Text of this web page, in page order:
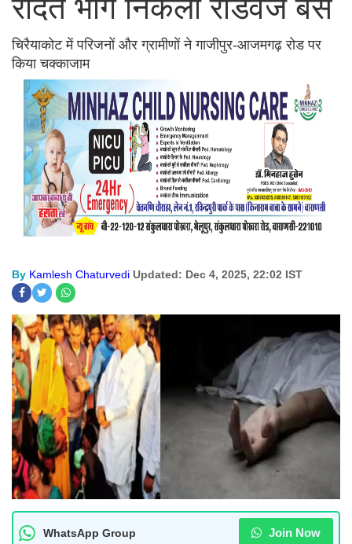
रौंदते भाग निकली रोडवेज बस
चिरैयाकोट में परिजनों और ग्रामीणों ने गाजीपुर-आजमगढ़ रोड पर
किया चक्काजाम
By Kamlesh Chaturvedi Updated: Dec 4, 2025, 22:02 IST
WhatsApp Group Join Now